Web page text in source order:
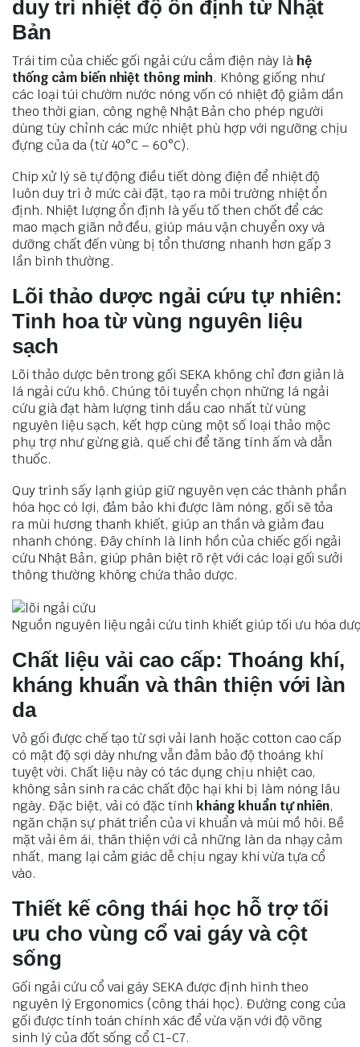
duy trì nhiệt độ ổn định từ Nhật
Bản
Trái tim của chiếc gối ngải cứu cắm điện này là hệ
thống cảm biến nhiệt thông minh. Không giống như
các loại túi chườm nước nóng vốn có nhiệt độ giảm dần
theo thời gian, công nghệ Nhật Bản cho phép người
dùng tùy chỉnh các mức nhiệt phù hợp với ngưỡng chịu
đựng của da (từ 40°C – 60°C).
Chip xử lý sẽ tự động điều tiết dòng điện để nhiệt độ
luôn duy trì ở mức cài đặt, tạo ra môi trường nhiệt ổn
định. Nhiệt lượng ổn định là yếu tố then chốt để các
mao mạch giãn nở đều, giúp máu vận chuyển oxy và
dưỡng chất đến vùng bị tổn thương nhanh hơn gấp 3
lần bình thường.
Lõi thảo dược ngải cứu tự nhiên:
Tinh hoa từ vùng nguyên liệu
sạch
Lõi thảo dược bên trong gối SEKA không chỉ đơn giản là
lá ngải cứu khô. Chúng tôi tuyển chọn những lá ngải
cứu già đạt hàm lượng tinh dầu cao nhất từ vùng
nguyên liệu sạch, kết hợp cùng một số loại thảo mộc
phụ trợ như gừng già, quế chi để tăng tính ấm và dẫn
thuốc.
Quy trình sấy lạnh giúp giữ nguyên vẹn các thành phần
hóa học có lợi, đảm bảo khi được làm nóng, gối sẽ tỏa
ra mùi hương thanh khiết, giúp an thần và giảm đau
nhanh chóng. Đây chính là linh hồn của chiếc gối ngải
cứu Nhật Bản, giúp phân biệt rõ rệt với các loại gối sưởi
thông thường không chứa thảo dược.
Nguồn nguyên liệu ngải cứu tinh khiết giúp tối ưu hóa
Chất liệu vải cao cấp: Thoáng khí,
kháng khuẩn và thân thiện với làn
da
Vỏ gối được chế tạo từ sợi vải lanh hoặc cotton cao cấp
có mật độ sợi dày nhưng vẫn đảm bảo độ thoáng khí
tuyệt vời. Chất liệu này có tác dụng chịu nhiệt cao,
không sản sinh ra các chất độc hại khi bị làm nóng lâu
ngày. Đặc biệt, vải có đặc tính kháng khuẩn tự nhiên,
ngăn chặn sự phát triển của vi khuẩn và mùi mồ hôi. Bề
mặt vải êm ái, thân thiện với cả những làn da nhạy cảm
nhất, mang lại cảm giác dễ chịu ngay khi vừa tựa cổ
vào.
Thiết kế công thái học hỗ trợ tối
ưu cho vùng cổ vai gáy và cột
sống
Gối ngải cứu cổ vai gáy SEKA được định hình theo
nguyên lý Ergonomics (công thái học). Đường cong của
gối được tính toán chính xác để vừa vặn với độ võng
sinh lý của đốt sống cổ C1-C7.